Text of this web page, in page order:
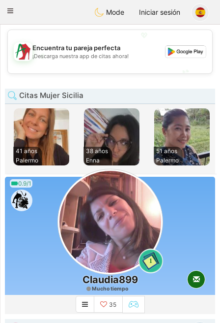
Amami Ora
Toggle
Mode Iniciar sesión
💖
💕
Encuentra tu pareja perfecta
¡Descarga nuestra app de citas ahora!
Citas Mujer Sicilia
41 años
Palermo
38 años
Enna
51 años
Palermo
0.9/1
1
Claudia899
Mucho tiempo
35